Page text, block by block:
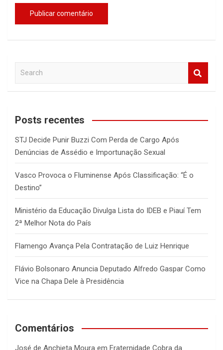
a
c
Posts recentes
STJ Decide Punir Buzzi Com Perda de Cargo Após
Denúncias de Assédio e Importunação Sexual
Vasco Provoca o Fluminense Após Classificação: “É o
Destino”
Ministério da Educação Divulga Lista do IDEB e Piauí Tem
2ª Melhor Nota do País
Flamengo Avança Pela Contratação de Luiz Henrique
Flávio Bolsonaro Anuncia Deputado Alfredo Gaspar Como
Vice na Chapa Dele à Presidência
Comentários
José de Anchieta Moura em Fraternidade Cobra da